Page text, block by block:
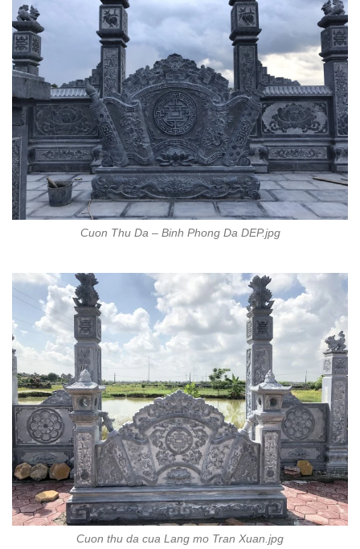
Cuon Thu Da – Binh Phong Da DEP.jpg
Cuon thu da cua Lang mo Tran Xuan.jpg